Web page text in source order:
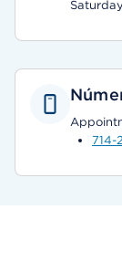
714-